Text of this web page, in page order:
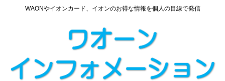
WAONやイオンカード、イオンのお得な情報を個人の目線で発信